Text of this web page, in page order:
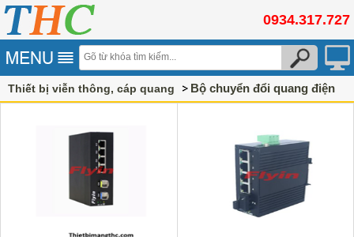
0934.317.727
Thiết bị viễn thông, cáp quang Bộ chuyển đổi quang điện